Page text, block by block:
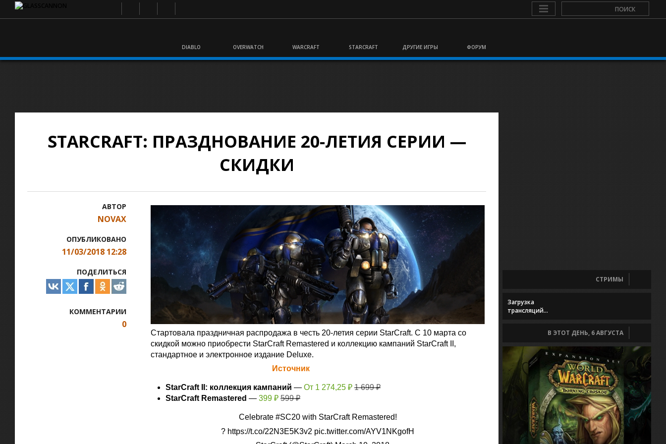
DIABLO OVERWATCH WARCRAFT STARCRAFT ДРУГИЕ ИГРЫ ФОРУМ
STARCRAFT: ПРАЗДНОВАНИЕ 20-ЛЕТИЯ СЕРИИ —
СКИДКИ
АВТОР
NOVAX
ОПУБЛИКОВАНО
11/03/2018 12:28
ПОДЕЛИТЬСЯ
КОММЕНТАРИИ
0
Стартовала праздничная распродажа в честь 20-летия серии StarCraft. С 10 марта со
скидкой можно приобрести StarCraft Remastered и коллекцию кампаний StarCraft II,
стандартное и электронное издание Deluxe.
Источник
StarCraft II: коллекция кампаний — От 1 274,25 ₽ 1 699 ₽
StarCraft Remastered — 399 ₽ 599 ₽
Celebrate #SC20with StarCraft Remastered!
? https://t.co/22N3E5K3v2 pic.twitter.com/AYV1NKgofH
СТРИМЫ
Загрузка
трансляций...
В ЭТОТ ДЕНЬ, 6 АВГУСТА